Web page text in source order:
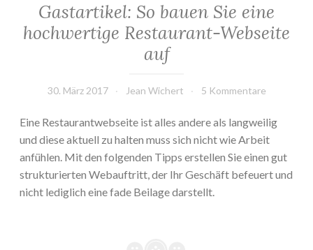
Gastartikel: So bauen Sie eine
hochwertige Restaurant-Webseite
auf
30. März 2017 Jean Wichert 5 Kommentare
Eine Restaurantwebseite ist alles andere als langweilig
und diese aktuell zu halten muss sich nicht wie Arbeit
anfühlen. Mit den folgenden Tipps erstellen Sie einen gut
strukturierten Webauftritt, der Ihr Geschäft befeuert und
nicht lediglich eine fade Beilage darstellt.